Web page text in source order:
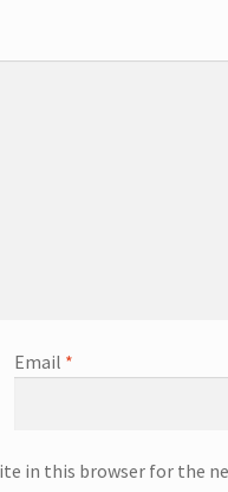
Email *
in this browser for the